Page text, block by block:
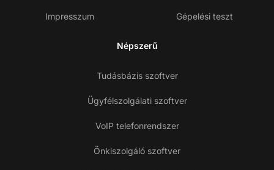
Impresszum Gépelési teszt
Népszerű
Tudásbázis szoftver
Ügyfélszolgálati szoftver
VoIP telefonrendszer
Önkiszolgáló szoftver